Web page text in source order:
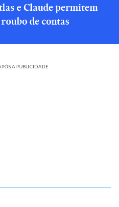
e Claude permitem
de contas
A PUBLICIDADE